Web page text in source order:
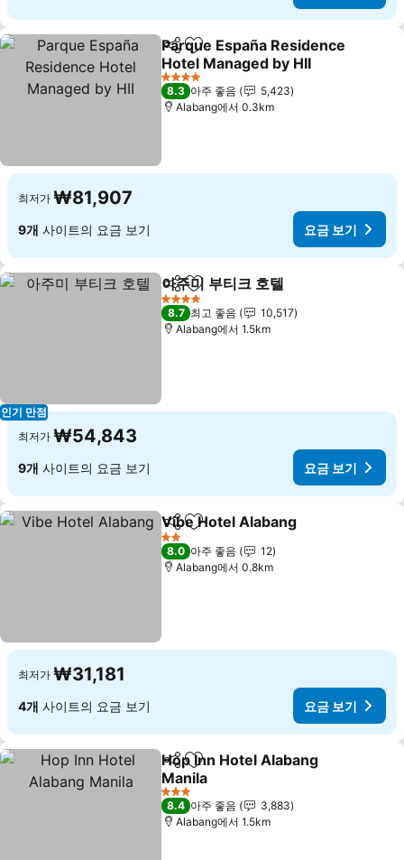
공유 즐겨찾기에 추가
Parque España Residence
Hotel Managed by HII
4 성급
8.3 아주 좋음
5,423
Alabang에서 0.3km
최저가 ₩81,907
9개 사이트의 요금 보기 요금 보기
인기 만점
공유 즐겨찾기에 추가
아주미 부티크 호텔
4 성급
8.7 최고 좋음
10,517
Alabang에서 1.5km
최저가 ₩54,843
9개 사이트의 요금 보기 요금 보기
공유 즐겨찾기에 추가
Vibe Hotel Alabang
2 성급
8.0 아주 좋음
12
Alabang에서 0.8km
최저가 ₩31,181
4개 사이트의 요금 보기 요금 보기
공유 즐겨찾기에 추가
Hop Inn Hotel Alabang
Manila
3 성급
8.4 아주 좋음
3,883
Alabang에서 1.5km